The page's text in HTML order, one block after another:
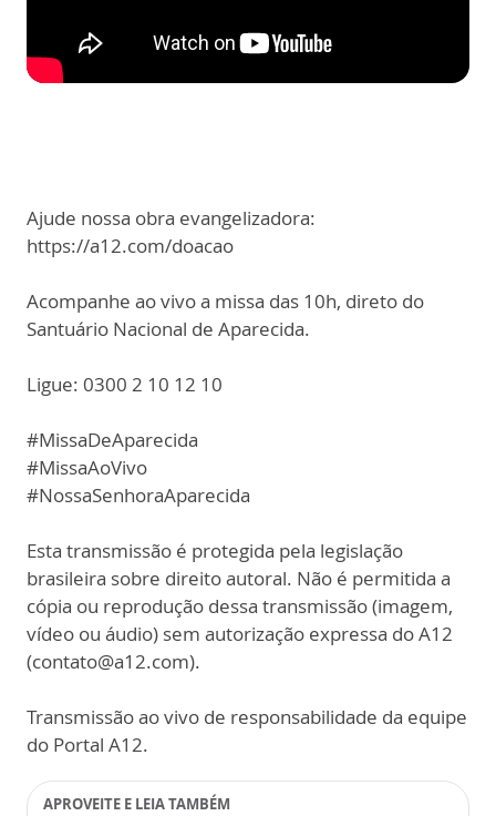
Ajude nossa obra evangelizadora:
https://a12.com/doacao
Acompanhe ao vivo a missa das 10h, direto do
Santuário Nacional de Aparecida.
Ligue: 0300 2 10 12 10
#MissaDeAparecida
#MissaAoVivo
#NossaSenhoraAparecida
Esta transmissão é protegida pela legislação
brasileira sobre direito autoral. Não é permitida a
cópia ou reprodução dessa transmissão (imagem,
vídeo ou áudio) sem autorização expressa do A12
(contato@a12.com).
Transmissão ao vivo de responsabilidade da equipe
do Portal A12.
APROVEITE E LEIA TAMBÉM